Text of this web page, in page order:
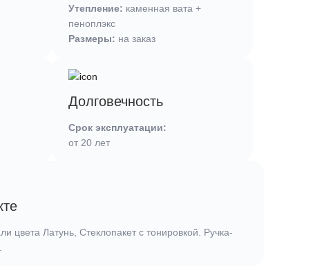
Утепление: каменная вата +
пеноплэкс
Размеры: на заказ
Долговечность
Срок эксплуатации:
от 20 лет
цвета Латунь, Стеклопакет с тонировкой. Ручка-